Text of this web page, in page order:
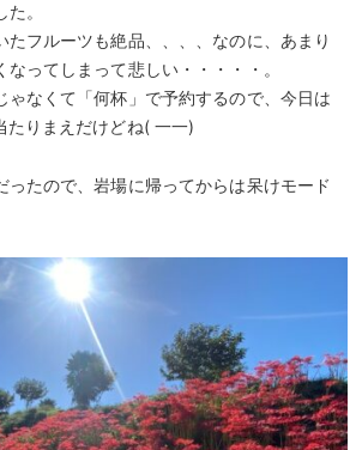
。
たフルーツも絶品、、、、なのに、あまり
ってしまって悲しい・・・・・。
ゃなくて「何杯」で予約するので、今日は
りまえだけどね( 一一)
ったので、岩場に帰ってからは呆けモード